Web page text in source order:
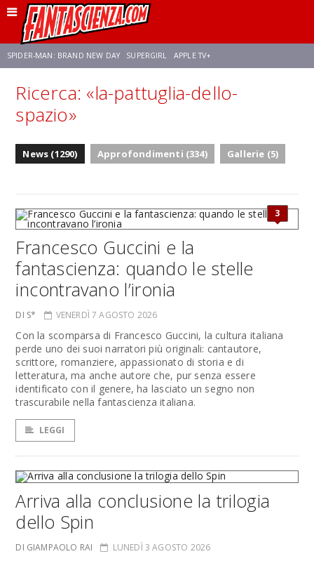
SPIDER-MAN: BRAND NEW DAY SUPERGIRL APPLE TV+
FRANCO RICCIARDIELLO ZENDAYA STAR TREK AVENGERS: DOOMSDAY
NETFLIX SADIE SINK STAR TREK: STRANGE NEW WORLDS
Ricerca: «la-pattuglia-dello-
spazio»
News (1290) Approfondimenti (334) Gallerie (5)
3
Francesco Guccini e la
fantascienza: quando le stelle
incontravano l’ironia
DI S* VENERDÌ 7 AGOSTO 2026
Con la scomparsa di Francesco Guccini, la cultura italiana
perde uno dei suoi narratori più originali: cantautore,
scrittore, romanziere, appassionato di storia e di
letteratura, ma anche autore che, pur senza essere
identificato con il genere, ha lasciato un segno non
trascurabile nella fantascienza italiana.
LEGGI
Arriva alla conclusione la trilogia
dello Spin
DI GIAMPAOLO RAI LUNEDÌ 3 AGOSTO 2026